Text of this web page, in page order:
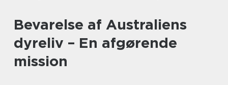
Bevarelse af Australiens
dyreliv – En afgørende
mission